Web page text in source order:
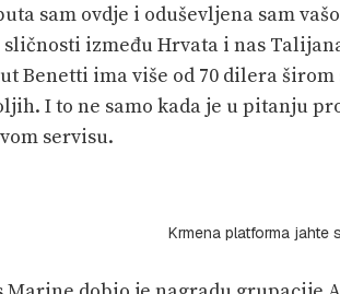
sam ovdje i oduševljena sam
između Hrvata i nas
Benetti ima više od 70 dilera
I to ne samo kada je u pitanju
servisu.
Krmena platforma jahte